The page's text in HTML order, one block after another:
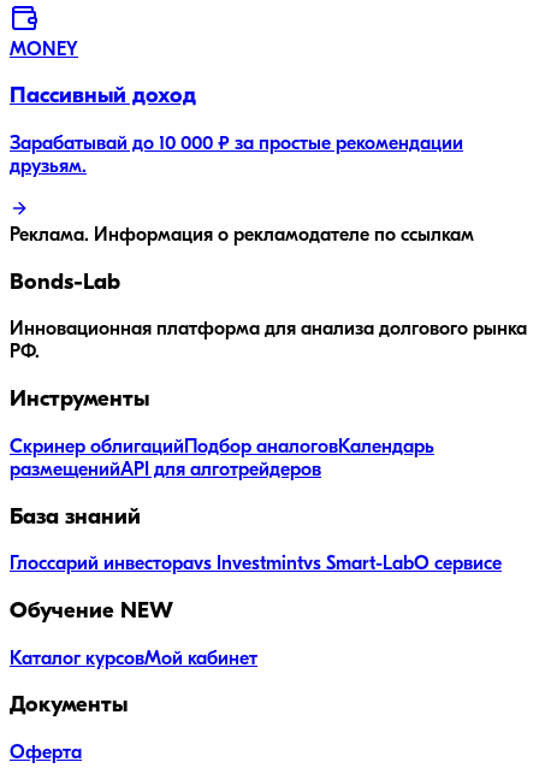
MONEY
Пассивный доход
Зарабатывай до 10 000 ₽ за простые рекомендации
друзьям.
Реклама. Информация о рекламодателе по ссылкам
Bonds-Lab
Инновационная платформа для анализа долгового рынка
РФ.
Инструменты
Скринер облигаций Подбор аналоговКалендарь
размещенийAPI для алготрейдеров
База знаний
Глоссарий инвестораvs Investmintvs Smart-LabО сервисе
Обучение NEW
Каталог курсовМой кабинет
Документы
Оферта